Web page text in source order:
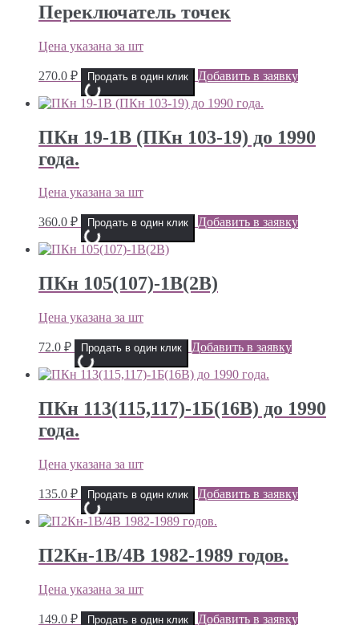
Переключатель точек
Цена указана за шт
270.0 ₽ Продать в один клик Добавить в заявку
ПКн 19-1В (ПКн 103-19) до 1990
года.
Цена указана за шт
360.0 ₽ Продать в один клик Добавить в заявку
ПКн 105(107)-1В(2В)
Цена указана за шт
72.0 ₽ Продать в один клик Добавить в заявку
ПКн 113(115,117)-1Б(16В) до 1990
года.
Цена указана за шт
135.0 ₽ Продать в один клик Добавить в заявку
П2Кн-1В/4В 1982-1989 годов.
Цена указана за шт
149.0 ₽ Продать в один клик Добавить в заявку